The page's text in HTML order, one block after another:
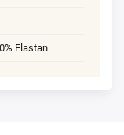
Elastan